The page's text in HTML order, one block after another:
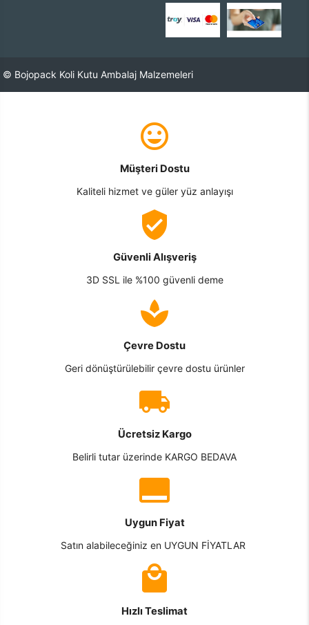
© Bojopack Koli Kutu Ambalaj Malzemeleri
Müşteri Dostu
Kaliteli hizmet ve güler yüz anlayışı
Güvenli Alışveriş
3D SSL ile %100 güvenli deme
Çevre Dostu
Geri dönüştürülebilir çevre dostu ürünler
Ücretsiz Kargo
Belirli tutar üzerinde KARGO BEDAVA
Uygun Fiyat
Satın alabileceğiniz en UYGUN FİYATLAR
Hızlı Teslimat